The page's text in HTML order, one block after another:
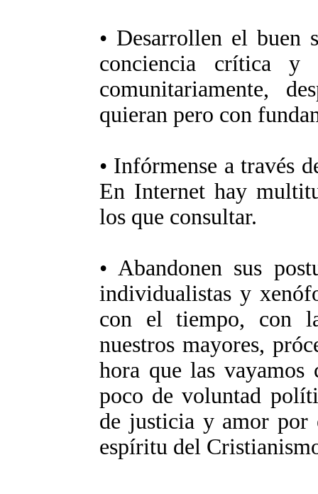
• Desarrollen el buen
conciencia crítica y
comunitariamente,
quieran pero con
• Infórmense a través
En Internet hay
los que consultar.
• Abandonen sus
individualistas y
con el tiempo, con
nuestros mayores,
hora que las vayamos
poco de voluntad
de justicia y amor por
espíritu del